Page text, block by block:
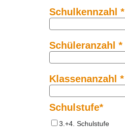
Schulkennzahl *
Schüleranzahl *
Klassenanzahl *
Schulstufe*
3.+4. Schulstufe